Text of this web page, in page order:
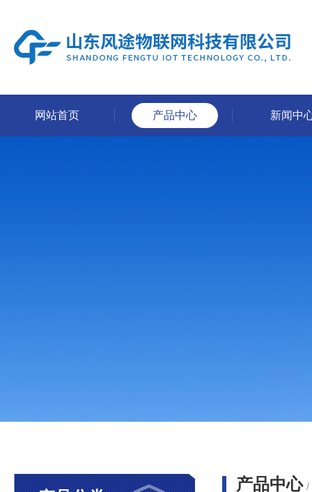
网站首页 产品中心 新闻中
产品中心 /